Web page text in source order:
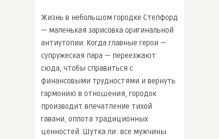
Жизнь в небольшом городке Степфорд
— маленькая зарисовка оригинальной
антиутопии. Когда главные герои —
супружеская пара — переезжают
сюда, чтобы справиться с
финансовыми трудностями и вернуть
гармонию в отношения, городок
производит впечатление тихой
гавани, оплота традиционных
ценностей. Шутка ли: все мужчины